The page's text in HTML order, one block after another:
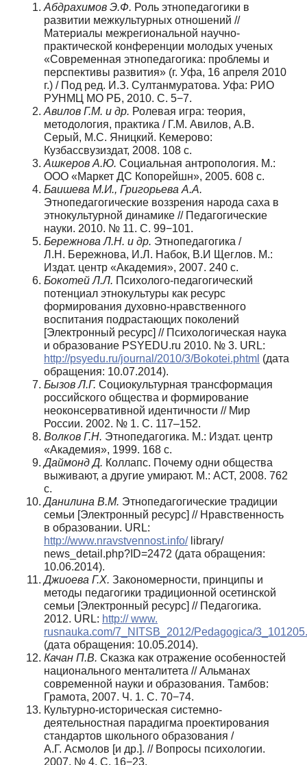
Абдрахимов Э.Ф. Роль этнопедагогики в
развитии межкультурных отношений //
Материалы межрегиональной научно-
практической конференции молодых ученых
«Современная этнопедагогика: проблемы и
перспективы развития» (г. Уфа, 16 апреля 2010
г.) / Под ред. И.З. Султанмуратова. Уфа: РИО
РУНМЦ МО РБ, 2010. С. 5−7.
Авилов Г.М. и др. Ролевая игра: теория,
методология, практика / Г.М. Авилов, А.В.
Серый, М.С. Яницкий. Кемерово:
Кузбассвузиздат, 2008. 108 с.
Ашкеров А.Ю. Социальная антропология. М.:
ООО «Маркет ДС Копорейшн», 2005. 608 с.
Баишева М.И., Григорьева А.А.
Этнопедагогические воззрения народа саха в
этнокультурной динамике // Педагогические
науки. 2010. № 11. С. 99−101.
Бережнова Л.Н. и др. Этнопедагогика /
Л.Н. Бережнова, И.Л. Набок, В.И Щеглов. М.:
Издат. центр «Академия», 2007. 240 с.
Бокотей Л.Л. Психолого-педагогический
потенциал этнокультуры как ресурс
формирования духовно-нравственного
воспитания подрастающих поколений
[Электронный ресурс] // Психологическая наука
и образование PSYEDU.ru 2010. № 3. URL:
http://psyedu.ru/journal/2010/3/Bokotei.phtml (дата
обращения: 10.07.2014).
Бызов Л.Г. Социокультурная трансформация
российского общества и формирование
неоконсервативной идентичности // Мир
России. 2002. № 1. С. 117–152.
Волков Г.Н. Этнопедагогика. М.: Издат. центр
«Академия», 1999. 168 с.
Даймонд Д. Коллапс. Почему одни общества
выживают, а другие умирают. М.: АСТ, 2008. 762
с.
Данилина В.М. Этнопедагогические традиции
семьи [Электронный ресурс] // Нравственность
в образовании. URL:
http://www.nravstvennost.info/library/
news_detail.php?ID=2472 (дата обращения:
10.06.2014).
Джиоева Г.Х. Закономерности, принципы и
методы педагогики традиционной осетинской
семьи [Электронный ресурс] // Педагогика.
2012. URL: http:// www.
rusnauka.com/7_NITSB_2012/Pedagogica/
(дата обращения: 10.05.2014).
Качан П.В. Сказка как отражение особенностей
национального менталитета // Альманах
современной науки и образования. Тамбов:
Грамота, 2007. Ч. 1. С. 70−74.
Культурно-историческая системно-
деятельностная парадигма проектирования
стандартов школьного образования /
А.Г. Асмолов [и др.]. // Вопросы психологии.
2007. № 4. С. 16−23.